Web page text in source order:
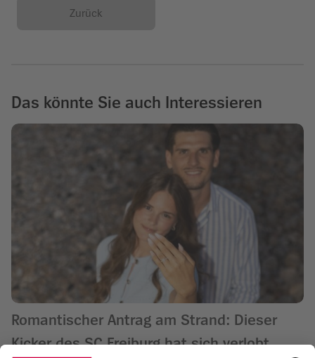
Zurück
Das könnte Sie auch Interessieren
Romantischer Antrag am Strand: Dieser
Kicker des SC Freiburg hat sich verlobt